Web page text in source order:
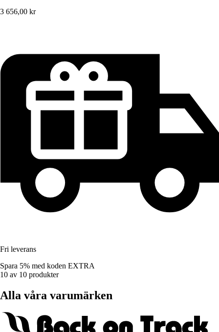
3 656,00 kr
Fri leverans
Spara 5% med koden EXTRA
10 av 10 produkter
Alla våra varumärken